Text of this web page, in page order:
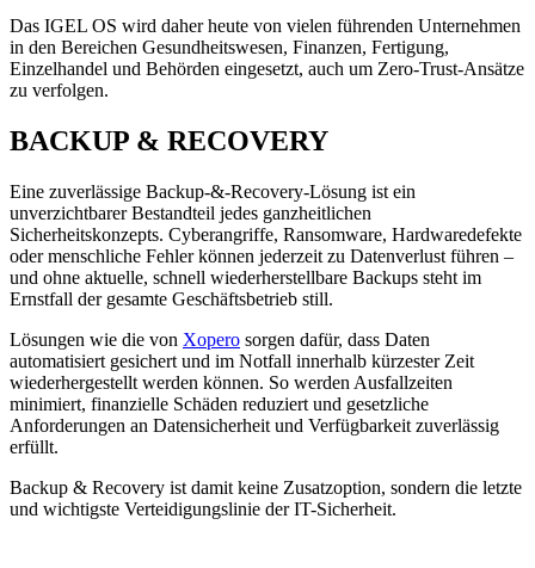
Das IGEL OS wird daher heute von vielen führenden Unternehmen
in den Bereichen Gesundheitswesen, Finanzen, Fertigung,
Einzelhandel und Behörden eingesetzt, auch um Zero-Trust-Ansätze
zu verfolgen.
BACKUP & RECOVERY
Eine zuverlässige Backup-&-Recovery-Lösung ist ein
unverzichtbarer Bestandteil jedes ganzheitlichen
Sicherheitskonzepts. Cyberangriffe, Ransomware, Hardwaredefekte
oder menschliche Fehler können jederzeit zu Datenverlust führen –
und ohne aktuelle, schnell wiederherstellbare Backups steht im
Ernstfall der gesamte Geschäftsbetrieb still.
Lösungen wie die von Xopero sorgen dafür, dass Daten
automatisiert gesichert und im Notfall innerhalb kürzester Zeit
wiederhergestellt werden können. So werden Ausfallzeiten
minimiert, finanzielle Schäden reduziert und gesetzliche
Anforderungen an Datensicherheit und Verfügbarkeit zuverlässig
erfüllt.
Backup & Recovery ist damit keine Zusatzoption, sondern die letzte
und wichtigste Verteidigungslinie der IT-Sicherheit.